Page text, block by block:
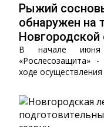
Рыжий
обнаружен на
Новгородской
В начале июня
«Рослесозащита»
ходе